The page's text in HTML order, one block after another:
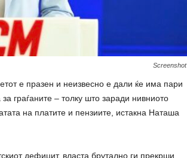
Screenshot
е празен и неизвесно е дали ќе има пари
граѓаните – толку што заради нивниото
на платите и пензиите, истакна Наташа
дефицит, власта брутално ги прекрши